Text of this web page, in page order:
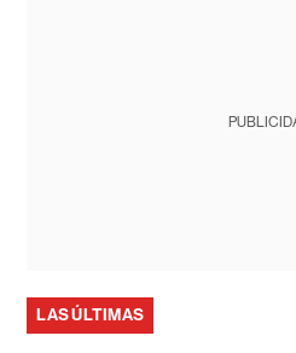
LAS ÚLTIMAS